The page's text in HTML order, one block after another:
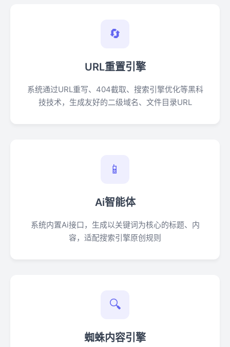
🔄
URL重置引擎
系统通过URL重写、404截取、搜索引擎优化等黑科
技技术，生成友好的二级域名、文件目录URL
📱
Ai智能体
系统内置Ai接口，生成以关键词为核心的标题、内
容，适配搜索引擎原创规则
🔍
蜘蛛内容引擎